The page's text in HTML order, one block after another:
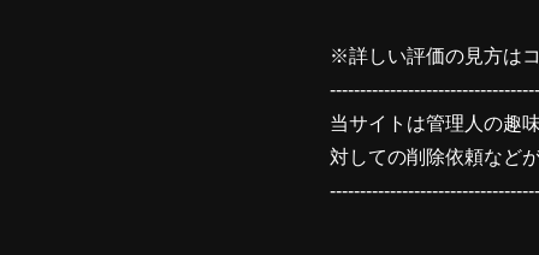
※詳しい評価の見方は
当サイトは管理人の趣
対しての削除依頼など